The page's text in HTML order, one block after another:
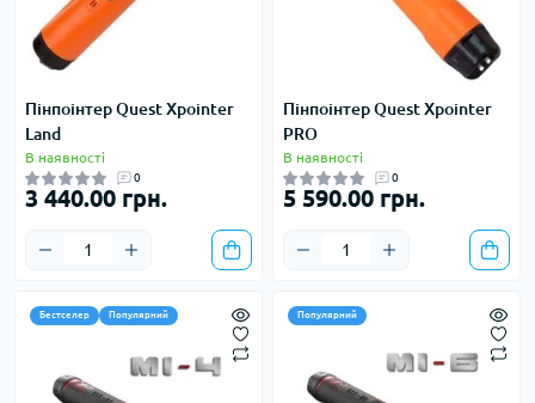
Пінпоінтер Quest Xpointer
Land
В наявності
0
3 440.00 грн.
Пінпоінтер Quest Xpointer
PRO
В наявності
0
5 590.00 грн.
Бестселер Популярний Популярний